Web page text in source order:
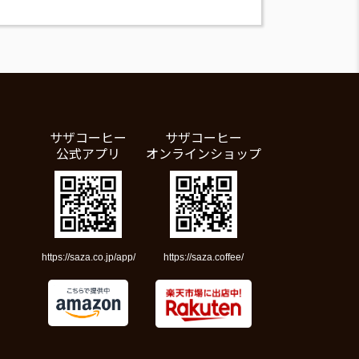
サザコーヒー
公式アプリ
https://saza.co.jp/app/
サザコーヒー
オンラインショップ
https://saza.coffee/